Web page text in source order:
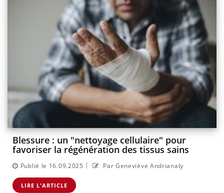
Blessure : un "nettoyage cellulaire" pour
favoriser la régénération des tissus sains
Publié le 16.09.2025 | Par Geneviève Andrianaly
LIRE L'ARTICLE